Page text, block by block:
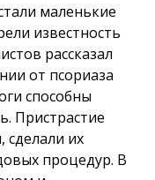
маленькие
известность
рассказал
от псориаза
способны
Пристрастие
их
процедур. В